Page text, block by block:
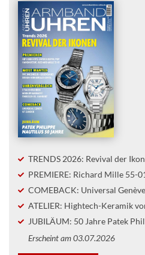
TRENDS 2026: Revival der
PREMIERE: Richard Mille 55-
COMEBACK: Universal
ATELIER: Hightech-Keramik
JUBILÄUM: 50 Jahre Patek
Erscheint am 03.07.2026